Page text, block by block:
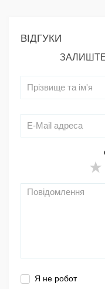
ВІДГУКИ
Я не робот